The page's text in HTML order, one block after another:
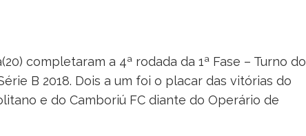
completaram a 4ª rodada da 1ª Fase – Turno do
B 2018. Dois a um foi o placar das vitórias do
e do Camboriú FC diante do Operário de